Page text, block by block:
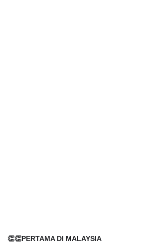
👏👏PERTAMA DI MALAYSIA